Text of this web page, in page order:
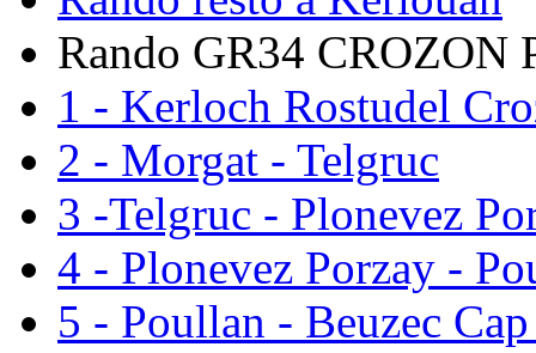
Rando GR34 CROZON
1 - Kerloch Rostudel
2 - Morgat - Telgruc
3 -Telgruc - Plonevez
4 - Plonevez Porzay -
5 - Poullan - Beuzec